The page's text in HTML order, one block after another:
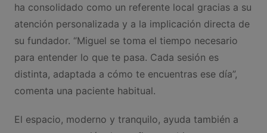
ha consolidado como un referente local gracias a su
atención personalizada y a la implicación directa de
su fundador. “Miguel se toma el tiempo necesario
para entender lo que te pasa. Cada sesión es
distinta, adaptada a cómo te encuentras ese día”,
comenta una paciente habitual.
El espacio, moderno y tranquilo, ayuda también a